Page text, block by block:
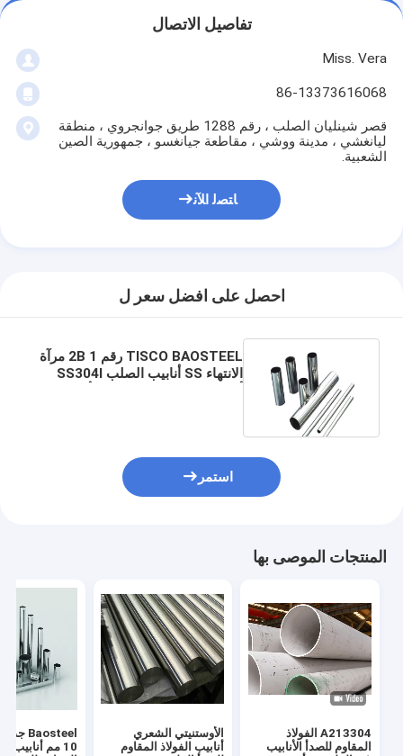
تفاصيل الاتصال
Miss. Vera
86-13373616068
قصر شينليان الصلب ، رقم 1288 طريق جوانجروي ، منطقة
ليانغشي ، مدينة ووشي ، مقاطعة جيانغسو ، جمهورية الصين
الشعبية.
ﺎﺘﺼﻟ ﺍﻶﻧ
احصل على افضل سعر ل
TISCO BAOSTEEL رقم 1 2B مرآة
الانتهاء SS أنابيب الصلب SS304l
استمر
المنتجات الموصى بها
A213304 الفولاذ
المقاوم للصدأ الأنابيب
الأوستنيتي الشعري
أنابيب الفولاذ المقاوم
10 مم أنابيب